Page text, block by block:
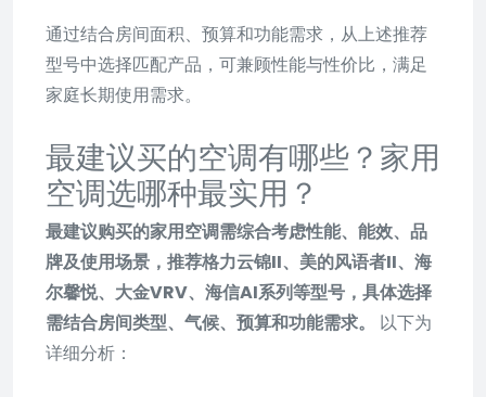
通过结合房间面积、预算和功能需求，从上述推荐
型号中选择匹配产品，可兼顾性能与性价比，满足
家庭长期使用需求。
最建议买的空调有哪些？家用
空调选哪种最实用？
最建议购买的家用空调需综合考虑性能、能效、品
牌及使用场景，推荐格力云锦II、美的风语者II、海
尔馨悦、大金VRV、海信AI系列等型号，具体选择
需结合房间类型、气候、预算和功能需求。
以下为
详细分析：